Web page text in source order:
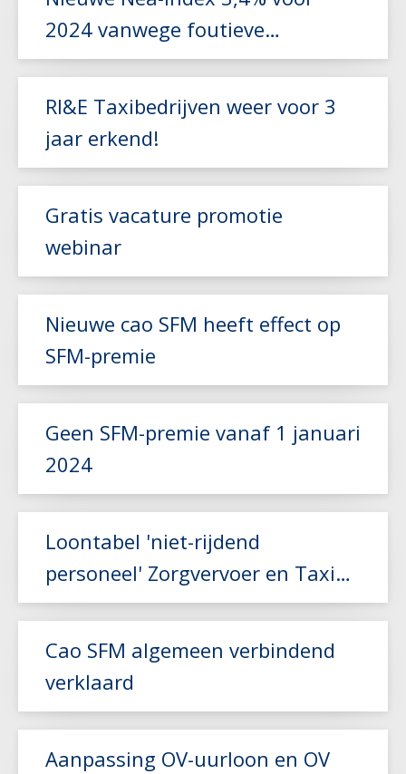
2024 vanwege foutieve
berekening
RI&E Taxibedrijven weer voor 3
jaar erkend!
Gratis vacature promotie
webinar
Nieuwe cao SFM heeft effect op
SFM-premie
Geen SFM-premie vanaf 1 januari
2024
Loontabel 'niet-rijdend
personeel' Zorgvervoer en Taxi
aangepast
Cao SFM algemeen verbindend
verklaard
Aanpassing OV-uurloon en OV